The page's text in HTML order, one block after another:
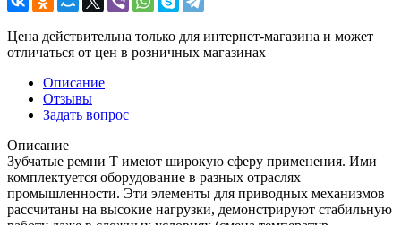
Цена действительна только для интернет-магазина и может
отличаться от цен в розничных магазинах
Описание
Отзывы
Задать вопрос
Описание
Зубчатые ремни Т имеют широкую сферу применения. Ими
комплектуется оборудование в разных отраслях
промышленности. Эти элементы для приводных механизмов
рассчитаны на высокие нагрузки, демонстрируют стабильную